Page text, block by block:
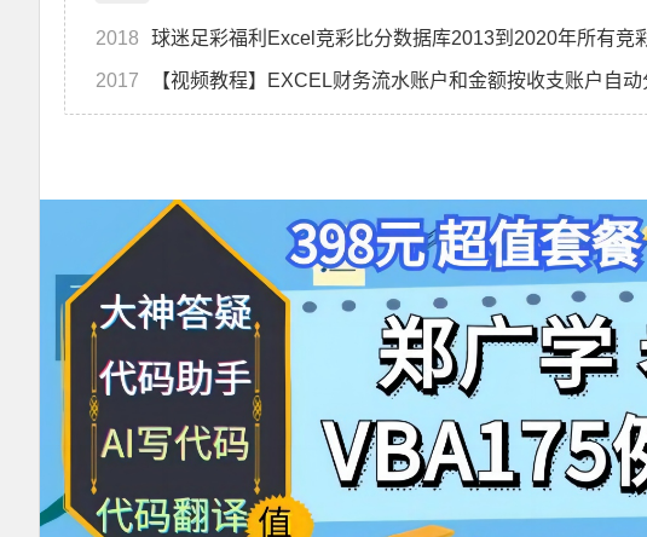
2018 球迷足彩福利Excel竞彩比分数据库2013到2020年所有竞
2017 【视频教程】EXCEL财务流水账户和金额按收支账户自动